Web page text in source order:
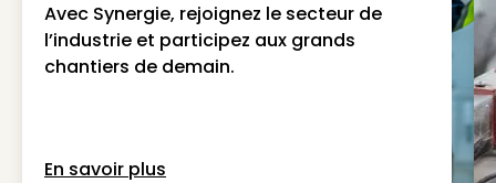
Avec Synergie, rejoignez le secteur de
l’industrie et participez aux grands
chantiers de demain.
En savoir plus